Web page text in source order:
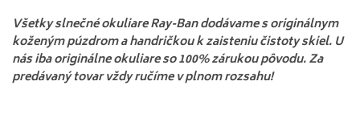
Všetky slnečné okuliare Ray-Ban dodávame s originálnym
koženým púzdrom a handričkou k zaisteniu čistoty skiel. U
nás iba originálne okuliare so 100% zárukou pôvodu. Za
predávaný tovar vždy ručíme v plnom rozsahu!